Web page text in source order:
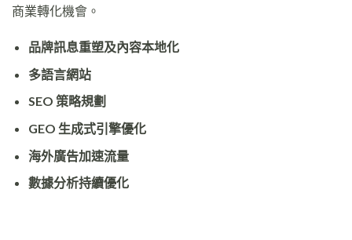
商業轉化機會。
品牌訊息重塑及內容本地化
多語言網站
SEO 策略規劃
GEO 生成式引擎優化
海外廣告加速流量
數據分析持續優化